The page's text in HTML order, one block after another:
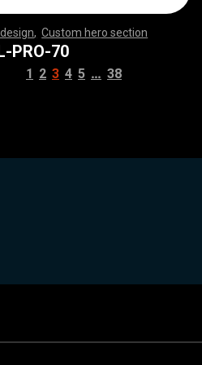
,Custom hero section
,,,,,,,, ,,,,,,,,,,,,,,,,,,,,,,,
,,,,,,,, ,,,,,,,,,,,,,,,,,,,,,,,
PRO-70
1 2 3 4 5 … 38